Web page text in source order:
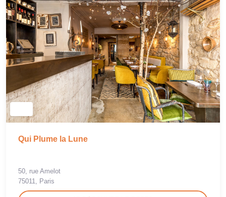
Qui Plume la Lune
50, rue Amelot
75011, Paris